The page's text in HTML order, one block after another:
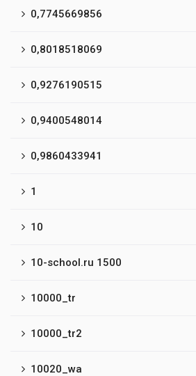
0,7745669856
0,8018518069
0,9276190515
0,9400548014
0,9860433941
1
10
10-school.ru 1500
10000_tr
10000_tr2
10020_wa